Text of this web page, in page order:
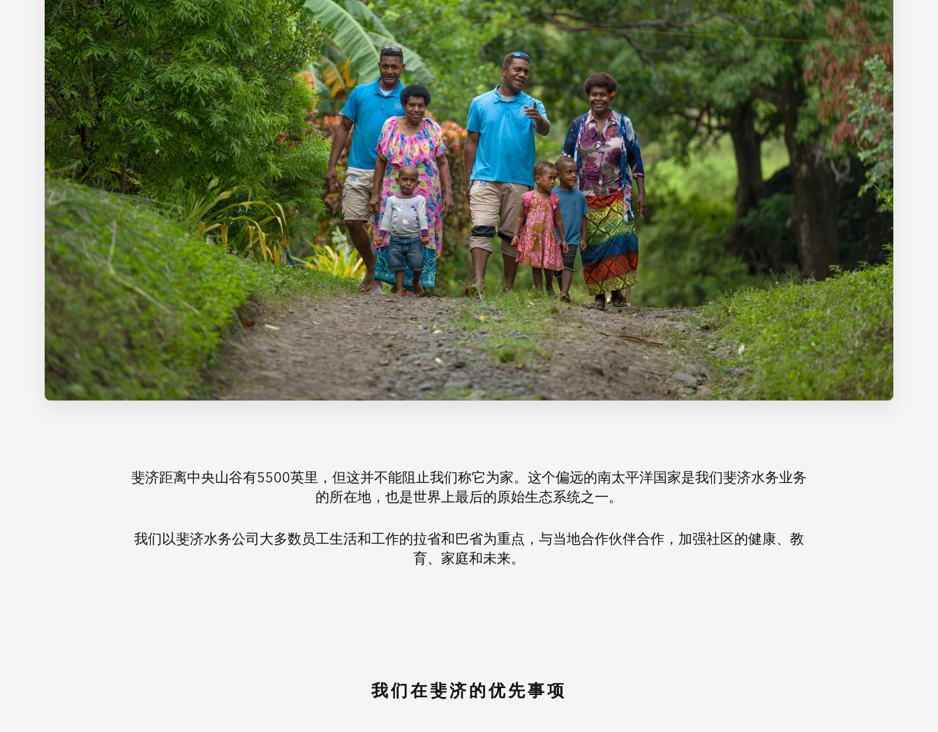
斐济距离中央山谷有5500英里，但这并不能阻止我们称它为家。这个偏远的南太平洋国家是我们斐济水务业务
的所在地，也是世界上最后的原始生态系统之一。
我们以斐济水务公司大多数员工生活和工作的拉省和巴省为重点，与当地合作伙伴合作，加强社区的健康、教
育、家庭和未来。
我们在斐济的优先事项